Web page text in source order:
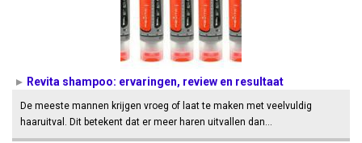
Revita shampoo: ervaringen, review en resultaat
De meeste mannen krijgen vroeg of laat te maken met veelvuldig
haaruitval. Dit betekent dat er meer haren uitvallen dan…